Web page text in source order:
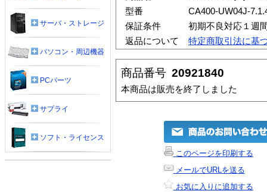
型番
CA400-UW04J-
保証条件
初期不良対応１週
返品について
特定商取引法に基
商品番号 20921840
本商品は販売を終了しました
このページを印刷する
メールでURLを送る
お気に入りに追加する
サーバ・ストレージ
パソコン・周辺機器
PCパーツ
サプライ
ソフト・ライセンス